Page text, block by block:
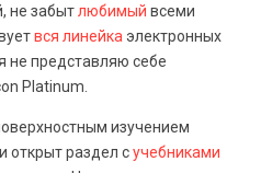
не забытлюбимый всеми
вся линейка электронных
не представляю себе
Platinum.
изучением
открыт раздел сучебниками